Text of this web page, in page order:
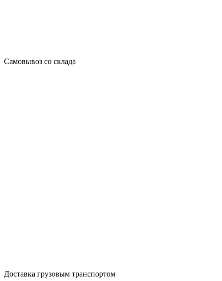
Самовывоз со склада
Доставка грузовым транспортом